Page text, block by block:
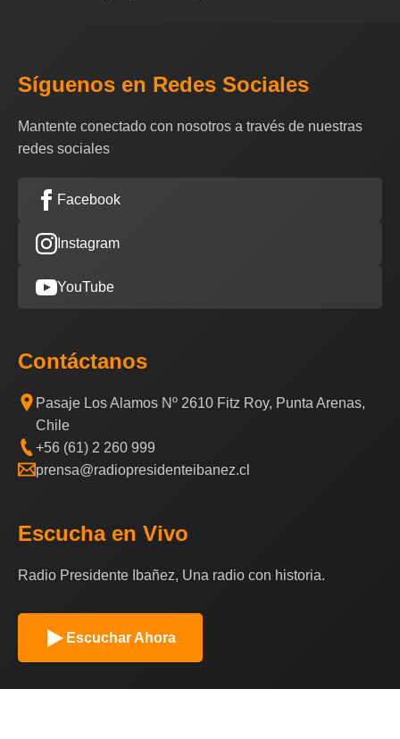
Síguenos en Redes Sociales
Mantente conectado con nosotros a través de nuestras
redes sociales
Facebook
Instagram
YouTube
Contáctanos
Pasaje Los Alamos Nº 2610 Fitz Roy, Punta Arenas,
Chile
+56 (61) 2 260 999
prensa@radiopresidenteibanez.cl
Escucha en Vivo
Radio Presidente Ibañez, Una radio con historia.
Escuchar Ahora